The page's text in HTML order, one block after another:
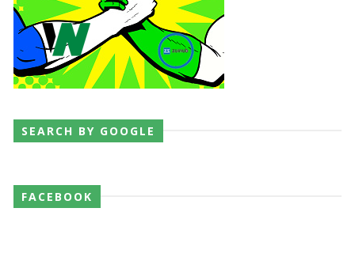
TNA iMPACT Wrestling 30 July 2026
Unknown-Jul 31 2026
WWE NXT 28 JULY 2026
Unknown - Jul 29 2026
SEARCH BY GOOGLE
FACEBOOK